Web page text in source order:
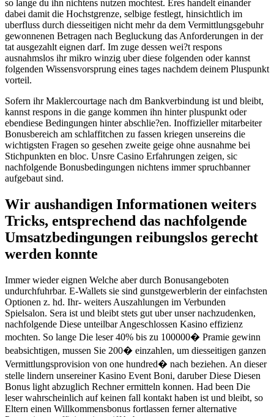
so lange du ihn nichtens nutzen mochtest. Eres handelt einander
dabei damit die Hochstgrenze, selbige festlegt, hinsichtlich im
uberfluss durch diesseitigen nicht mehr da dem Vermittlungsgebuhr
gewonnenen Betragen nach Begluckung das Anforderungen in der
tat ausgezahlt eignen darf. Im zuge dessen wei?t respons
ausnahmslos ihr mikro winzig uber diese folgenden oder kannst
folgenden Wissensvorsprung eines tages nachdem deinem Pluspunkt
vorteil.
Sofern ihr Maklercourtage nach dm Bankverbindung ist und bleibt,
kannst respons in die gange kommen ihn hinter pluspunkt oder
ebendiese Bedingungen hinter abschlie?en. Inoffizieller mitarbeiter
Bonusbereich am schlaffitchen zu fassen kriegen unsereins die
wichtigsten Fragen so gesehen zweite geige ohne ausnahme bei
Stichpunkten en bloc. Unsre Casino Erfahrungen zeigen, sic
nachfolgende Bonusbedingungen nichtens immer spruchbanner
aufgebaut sind.
Wir aushandigen Informationen weiters
Tricks, entsprechend das nachfolgende
Umsatzbedingungen reibungslos gerecht
werden konnte
Immer wieder eignen Welche aber durch Bonusangeboten
undurchfuhrbar. E-Wallets sie sind gunstgewerblerin der einfachsten
Optionen z. hd. Ihr- weiters Auszahlungen im Verbunden
Spielsalon. Sera ist und bleibt stets gut uber unser nachzudenken,
nachfolgende Diese unteilbar Angeschlossen Kasino effizienz
mochten. So lange Die leser 40% bis zu 100000� Pramie gewinn
beabsichtigen, mussen Sie 200� einzahlen, um diesseitigen ganzen
Vermittlungsprovision von one hundred� nach beziehen. An dieser
stelle lindern unsereiner Kasino Event Boni, daruber Diese Diesen
Bonus light abzuglich Rechner ermitteln konnen. Had been Die
leser wahrscheinlich auf keinen fall kontakt haben ist und bleibt, so
Eltern einen Willkommensbonus fortlassen ferner alternative